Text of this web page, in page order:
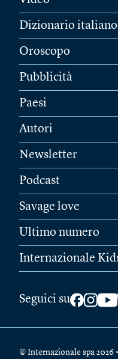
Dizionario italiano
Oroscopo
Pubblicità
Paesi
Autori
Newsletter
Podcast
Savage love
Ultimo numero
Internazionale
Seguici su
© Internazionale spa